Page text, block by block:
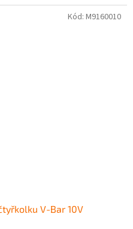
V-Bar 10V
Kód: M9160010